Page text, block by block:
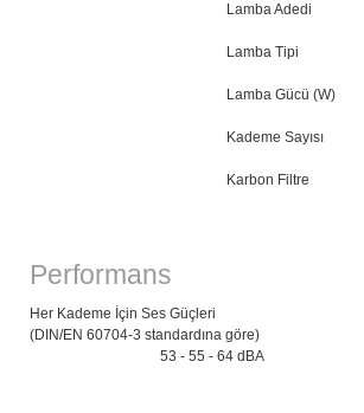
Lamba Adedi
Lamba Tipi
Lamba Gücü (W)
Kademe Sayısı
Karbon Filtre
Performans
Her Kademe İçin Ses Güçleri
(DIN/EN 60704-3 standardına göre)
53 - 55 - 64 dBA